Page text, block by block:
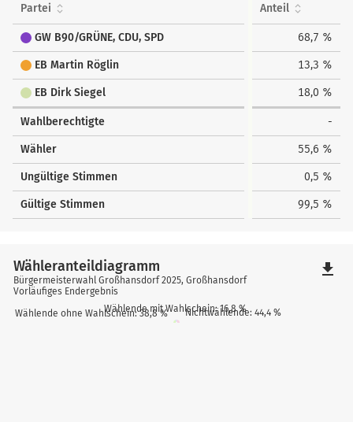
Partei Anteil
GW B90/GRÜNE, CDU, SPD 68,7 %
EB Martin Röglin 13,3 %
EB Dirk Siegel 18,0 %
Wahlberechtigte -
Wähler 55,6 %
Ungültige Stimmen 0,5 %
Gültige Stimmen 99,5 %
Wählende ohne Wahlschein: 38,8 %Wählende mit Wahlschein: 16,8 %
Nichtwählende: 44,4 %
Wähleranteildiagramm
Bürgermeisterwahl Großhansdorf 2025, Großhansdorf
Vorläufiges Endergebnis
file_download